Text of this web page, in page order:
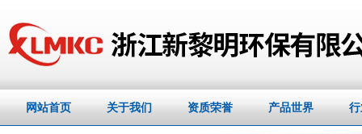
网站首页 关于我们 资质荣誉 产品世界